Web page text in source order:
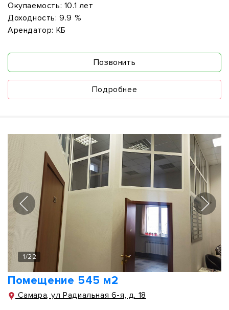
Окупаемость: 10.1 лет
Доходность: 9.9 %
Арендатор: КБ
Позвонить
Подробнее
1/22
Помещение 545 м2
Самара, ул Радиальная 6-я, д. 18